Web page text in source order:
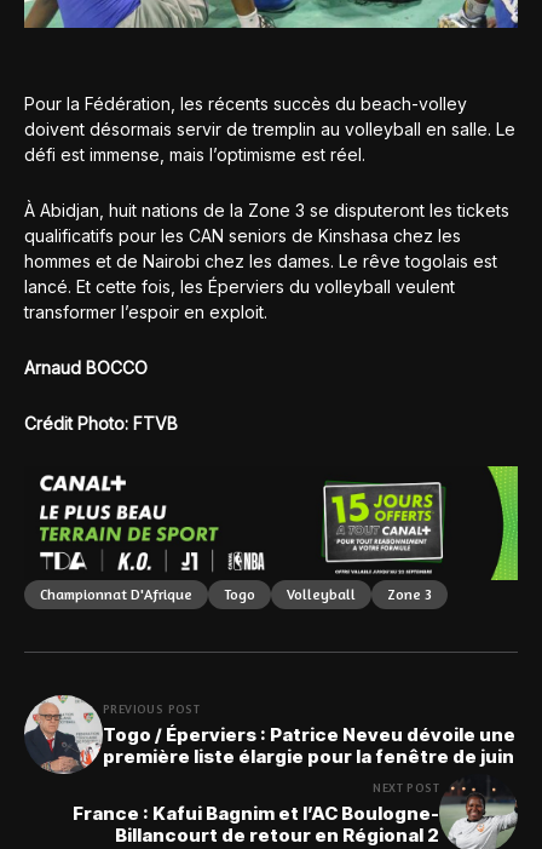
Pour la Fédération, les récents succès du beach-volley
doivent désormais servir de tremplin au volleyball en salle. Le
défi est immense, mais l’optimisme est réel.
À Abidjan, huit nations de la Zone 3 se disputeront les tickets
qualificatifs pour les CAN seniors de Kinshasa chez les
hommes et de Nairobi chez les dames. Le rêve togolais est
lancé. Et cette fois, les Éperviers du volleyball veulent
transformer l’espoir en exploit.
Arnaud BOCCO
Crédit Photo: FTVB
Championnat D'Afrique Togo Volleyball Zone 3
PREVIOUS POST
Togo / Éperviers : Patrice Neveu dévoile une
première liste élargie pour la fenêtre de juin
NEXT POST
France : Kafui Bagnim et l’AC Boulogne-
Billancourt de retour en Régional 2